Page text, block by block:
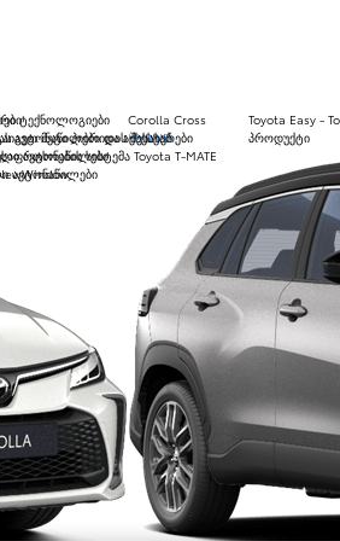
Corolla Cross
HYBRID
ავტონაწილები და აქსესუარები
ავტონაწილები
ავტონაწილები
Toyota Easy -
პროდუქტი
ტექნოლოგიები
მეტი ჰიბრიდის შესახებ
სისტემა Toyota T-MATE